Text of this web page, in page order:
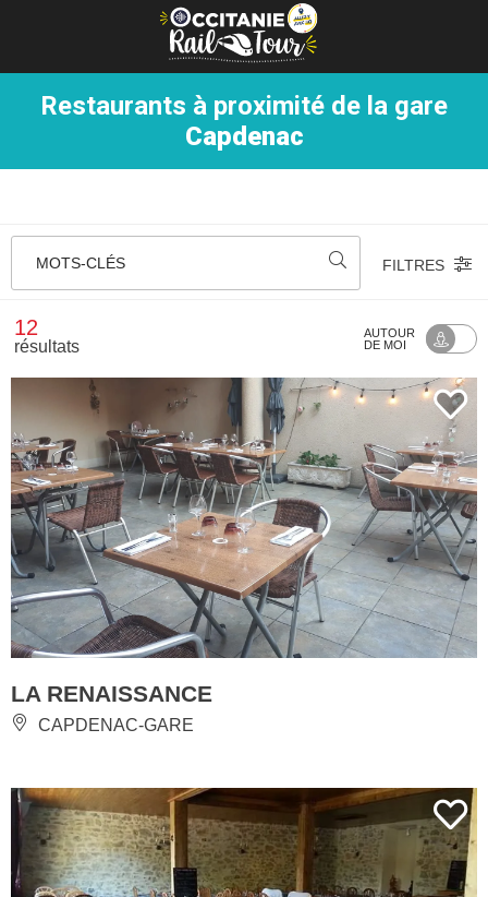
Panneau de gestion des cookies
Restaurants à proximité de la gare
Capdenac
MOTS-CLÉS FILTRES
12
résultats
AUTOUR
DE MOI
LA RENAISSANCE
CAPDENAC-GARE